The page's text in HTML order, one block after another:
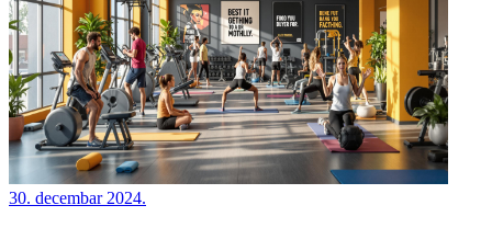
30. decembar 2024.